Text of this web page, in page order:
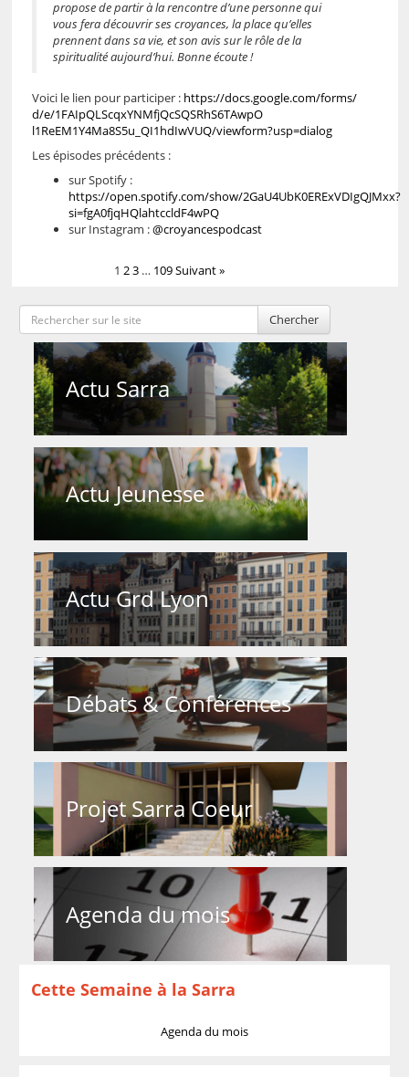
propose de partir à la rencontre d’une personne qui
vous fera découvrir ses croyances, la place qu’elles
prennent dans sa vie, et son avis sur le rôle de la
spiritualité aujourd’hui. Bonne écoute !
Voici le lien pour participer : https://docs.google.com/forms/
d/e/1FAIpQLScqxYNMfjQcSQSRhS6TAwpO
l1ReEM1Y4Ma8S5u_QI1hdIwVUQ/viewform?usp=dialog
Les épisodes précédents :
sur Spotify :
https://open.spotify.com/show/2GaU4UbK0ERExVDIgQJMxx?
si=fgA0fjqHQlahtccldF4wPQ
sur Instagram :@croyancespodcast
1 23 … 109Suivant »
Chercher
Actu Sarra
Actu Jeunesse
Actu Grd Lyon
Débats & Conférences
Projet Sarra Coeur
Agenda du mois
Cette Semaine à la Sarra
Agenda du mois